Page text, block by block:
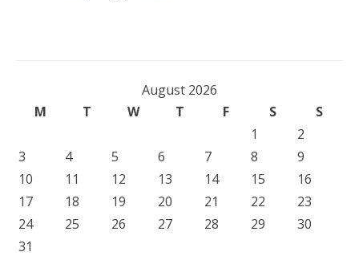
August 2026
M
T W T F S
S
1
2
3
4 5 6 7 8
9
10
11 12 13 14 15
16
17
18 19 20 21 22
23
24
25 26 27 28 29
30
31